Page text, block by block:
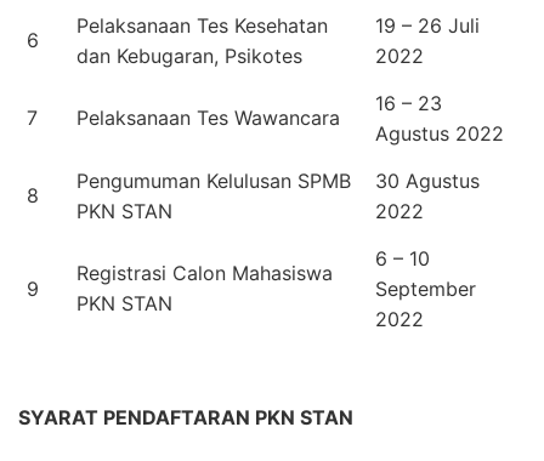
6
Pelaksanaan Tes Kesehatan
dan Kebugaran, Psikotes
19 – 26 Juli
2022
7 Pelaksanaan Tes Wawancara
16 – 23
Agustus 2022
8
Pengumuman Kelulusan SPMB
PKN STAN
30 Agustus
2022
9
Registrasi Calon Mahasiswa
PKN STAN
6 – 10
September
2022
SYARAT PENDAFTARAN PKN STAN